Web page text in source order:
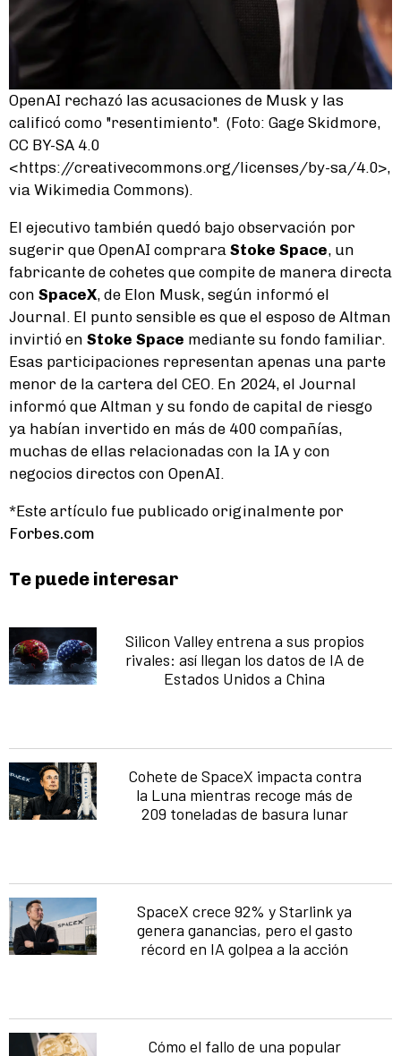
OpenAI rechazó las acusaciones de Musk y las
calificó como "resentimiento". (Foto: Gage Skidmore,
CC BY-SA 4.0
<https://creativecommons.org/licenses/by-sa/4.0>,
via Wikimedia Commons).
El ejecutivo también quedó bajo observación por
sugerir que OpenAI comprara Stoke Space, un
fabricante de cohetes que compite de manera directa
con SpaceX, de Elon Musk, según informó el
Journal. El punto sensible es que el esposo de Altman
invirtió en Stoke Space mediante su fondo familiar.
Esas participaciones representan apenas una parte
menor de la cartera del CEO. En 2024, el Journal
informó que Altman y su fondo de capital de riesgo
ya habían invertido en más de 400 compañías,
muchas de ellas relacionadas con la IA y con
negocios directos con OpenAI.
*Este artículo fue publicado originalmente por
Forbes.com
Te puede interesar
Silicon Valley entrena a sus propios
rivales: así llegan los datos de IA de
Estados Unidos a China
Cohete de SpaceX impacta contra
la Luna mientras recoge más de
209 toneladas de basura lunar
SpaceX crece 92% y Starlink ya
genera ganancias, pero el gasto
récord en IA golpea a la acción
Cómo el fallo de una popular